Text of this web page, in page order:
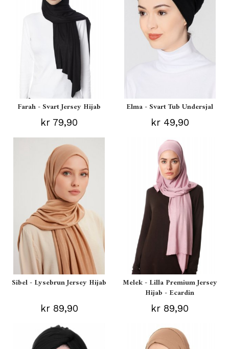
Farah - Svart Jersey Hijab
kr 79,90
Elma - Svart Tub Undersjal
kr 49,90
Sibel - Lysebrun Jersey Hijab
kr 89,90
Melek - Lilla Premium Jersey
Hijab - Ecardin
kr 89,90